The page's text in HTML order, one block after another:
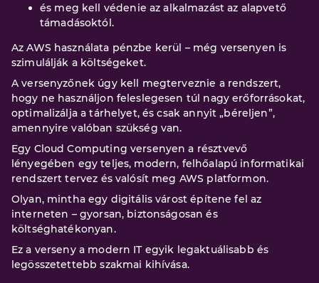
és meg kell védenie az alkalmazást az alapvető
támadásoktól.
Az AWS használata pénzbe kerül – még versenyen is
szimulálják a költségeket.
A versenyzőnek úgy kell megterveznie a rendszert,
hogy ne használjon feleslegesen túl nagy erőforrásokat,
optimalizálja a tárhelyet, és csak annyit „béreljen”,
amennyire valóban szükség van.
Egy Cloud Computing versenyen a résztvevő
lényegében egy teljes, modern, felhőalapú informatikai
rendszert tervez és valósít meg AWS platformon.
Olyan, mintha egy digitális várost építene fel az
interneten – gyorsan, biztonságosan és
költséghatékonyan.
Ez a verseny a modern IT egyik legaktuálisabb és
legösszetettebb szakmai kihívása.